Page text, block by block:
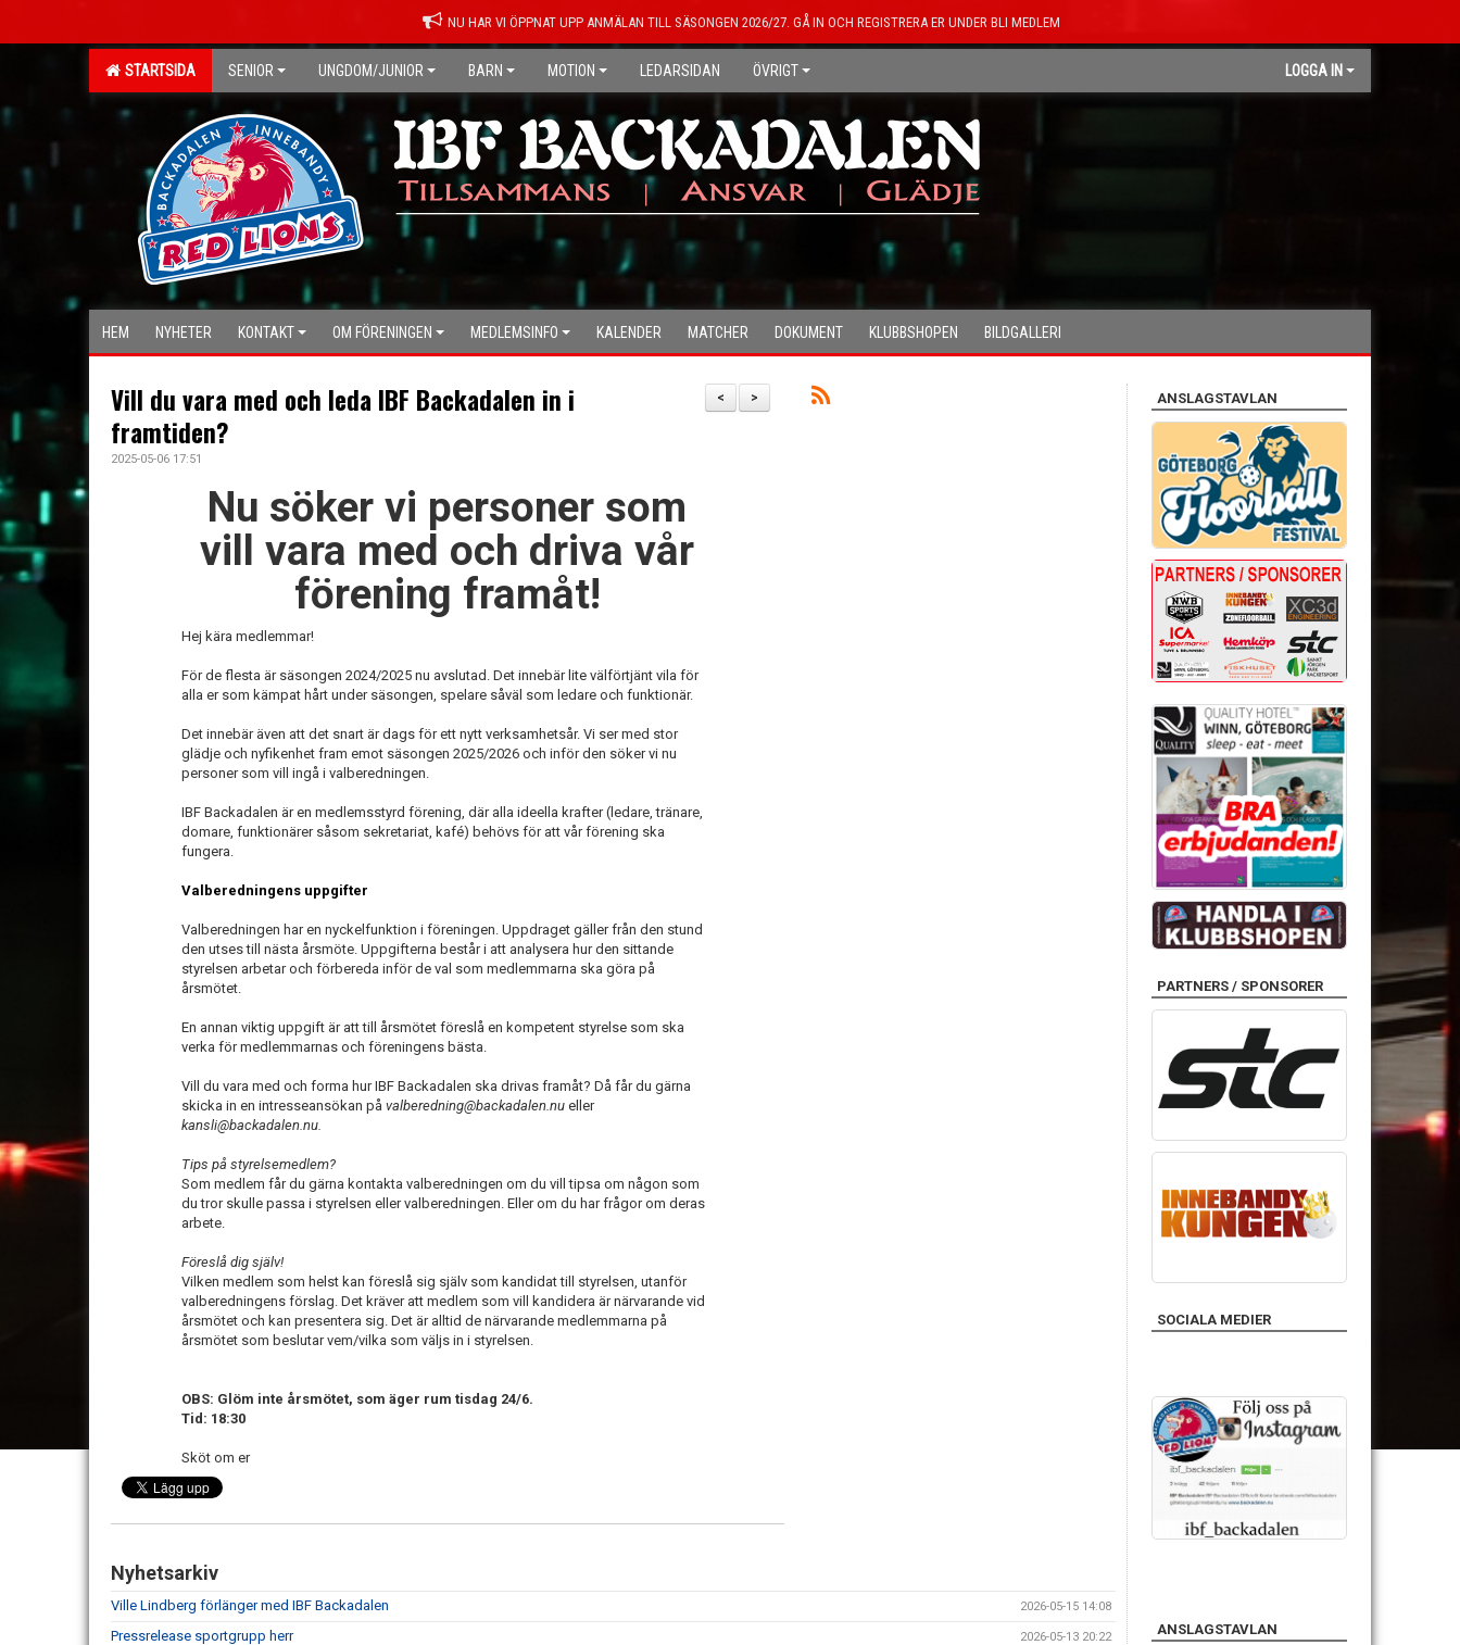
NU HAR VI ÖPPNAT UPP ANMÄLAN TILL SÄSONGEN 2026/27. GÅ IN OCH REGISTRERA ER UNDER BLI MEDLEM
STARTSIDA SENIOR UNGDOM/JUNIOR BARN MOTION LEDARSIDAN ÖVRIGT LOGGA IN
HEM NYHETER KONTAKT OM FÖRENINGEN MEDLEMSINFO KALENDER MATCHER DOKUMENT KLUBBSHOPEN BILDGALLERI
>
<
Vill du vara med och leda IBF Backadalen in i
framtiden?
2025-05-06 17:51
Nu söker vi personer som
vill vara med och driva vår
förening framåt!
Hej kära medlemmar!
För de flesta är säsongen 2024/2025 nu avslutad. Det innebär lite välförtjänt vila för
alla er som kämpat hårt under säsongen, spelare såväl som ledare och funktionär.
Det innebär även att det snart är dags för ett nytt verksamhetsår. Vi ser med stor
glädje och nyfikenhet fram emot säsongen 2025/2026 och inför den söker vi nu
personer som vill ingå i valberedningen.
IBF Backadalen är en medlemsstyrd förening, där alla ideella krafter (ledare, tränare,
domare, funktionärer såsom sekretariat, kafé) behövs för att vår förening ska
fungera.
Valberedningens uppgifter
Valberedningen har en nyckelfunktion i föreningen. Uppdraget gäller från den stund
den utses till nästa årsmöte. Uppgifterna består i att analysera hur den sittande
styrelsen arbetar och förbereda inför de val som medlemmarna ska göra på
årsmötet.
En annan viktig uppgift är att till årsmötet föreslå en kompetent styrelse som ska
verka för medlemmarnas och föreningens bästa.
Vill du vara med och forma hur IBF Backadalen ska drivas framåt? Då får du gärna
skicka in en intresseansökan på valberedning@backadalen.nueller
kansli@backadalen.nu.
Tips på styrelsemedlem?
Som medlem får du gärna kontakta valberedningen om du vill tipsa om någon som
du tror skulle passa i styrelsen eller valberedningen. Eller om du har frågor om deras
arbete.
Föreslå dig själv!
Vilken medlem som helst kan föreslå sig själv som kandidat till styrelsen, utanför
valberedningens förslag. Det kräver att medlem som vill kandidera är närvarande vid
årsmötet och kan presentera sig. Det är alltid de närvarande medlemmarna på
årsmötet som beslutar vem/vilka som väljs in i styrelsen.
OBS: Glöm inte årsmötet, som äger rum tisdag 24/6.
Tid: 18:30
Sköt om er
Nyhetsarkiv
Ville Lindberg förlänger med IBF Backadalen 2026-05-15 14:08
Pressrelease sportgrupp herr 2026-05-13 20:22
ANSLAGSTAVLAN
PARTNERS / SPONSORER
SOCIALA MEDIER
ANSLAGSTAVLAN